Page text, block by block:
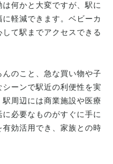
何かと大変ですが、駅に
軽減できます。ベビーカ
て駅までアクセスできる
のこと、急な買い物や子
ーンで駅近の利便性を実
周辺には商業施設や医療
必要なものがすぐに手に
効活用でき、家族との時